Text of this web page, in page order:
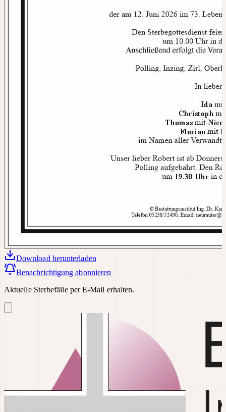
Download herunterladen
Benachrichtigung abonnieren
Aktuelle Sterbefälle per E-Mail erhalten.